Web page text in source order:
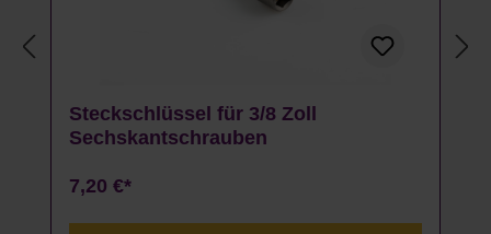
Steckschlüssel für 3/8 Zoll
Sechskantschrauben
7,20 €*